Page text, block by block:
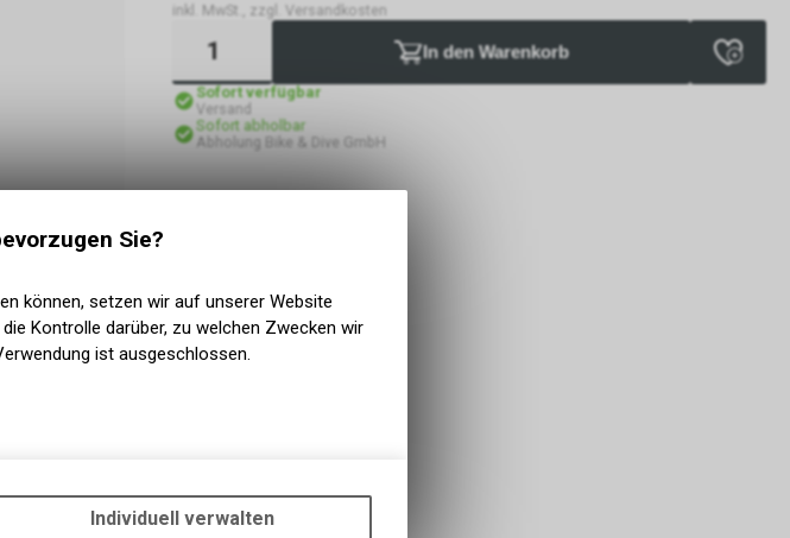
inkl. MwSt., zzgl. Versandkosten
In den Warenkorb
Sofort verfügbar
Versand
Sofort abholbar
Abholung Bike & Dive GmbH
Sie?
können, setzen wir auf unserer Website
Kontrolle darüber, zu welchen Zwecken wir
ist ausgeschlossen.
unseres Online-Angebots, wie die
Individuell verwalten